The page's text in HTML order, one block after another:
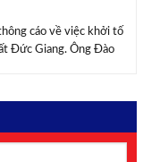
cáo về việc khởi tố
Đức Giang. Ông Đào